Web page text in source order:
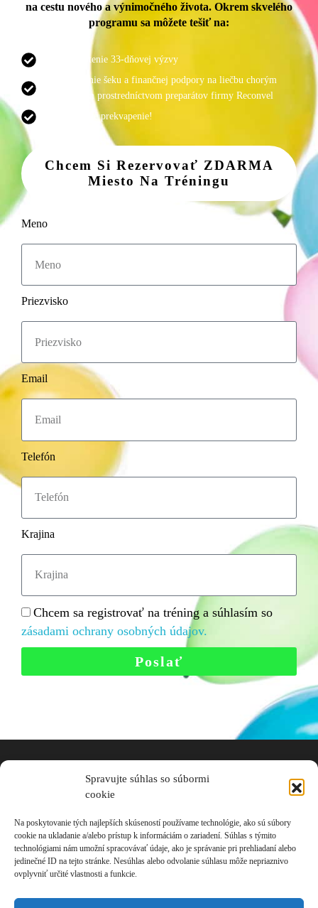
Spravujte súhlas so súbormi
cookie
Na poskytovanie tých najlepších skúseností používame technológie, ako sú súbory
cookie na ukladanie a/alebo prístup k informáciám o zariadení. Súhlas s týmito
technológiami nám umožní spracovávať údaje, ako je správanie pri prehliadaní alebo
jedinečné ID na tejto stránke. Nesúhlas alebo odvolanie súhlasu môže nepriaznivo
ovplyvniť určité vlastnosti a funkcie.
na cestu nového a výnimočného života. Okrem skvelého
programu sa môžete tešiť na:
Vyhodnotenie 33-dňovej výzvy
Odovzdanie šeku a finančnej podpory na liečbu chorým
pacientom prostredníctvom preparátov firmy Reconvel
Fantastické prekvapenie!
Chcem Si Rezervovať ZDARMA
Miesto Na Tréningu
Meno
Priezvisko
Email
Telefón
Krajina
Chcem sa registrovať na tréning a súhlasím so
zásadami ochrany osobných údajov.
Poslať
Exkluzívny Partner Tréningu